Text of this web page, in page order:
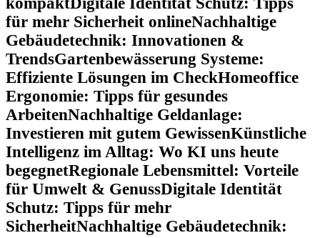
für mehr Sicherheit onlineNachhaltige
Gebäudetechnik: Innovationen &
TrendsGartenbewässerung Systeme:
Effiziente Lösungen im CheckHomeoffice
Ergonomie: Tipps für gesundes
ArbeitenNachhaltige Geldanlage:
Investieren mit gutem GewissenKünstliche
Intelligenz im Alltag: Wo KI uns heute
begegnetRegionale Lebensmittel: Vorteile
für Umwelt & GenussDigitale Identität
Schutz: Tipps für mehr
SicherheitNachhaltige Gebäudetechnik: